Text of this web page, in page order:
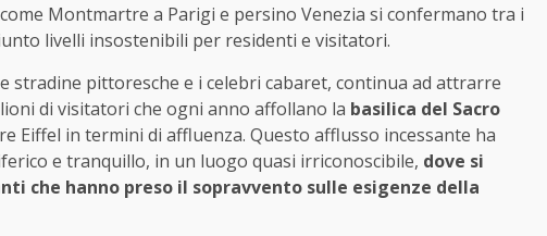
Montmartre a Parigi e persino Venezia si confermano tra i
livelli insostenibili per residenti e visitatori.
stradine pittoresche e i celebri cabaret, continua ad attrarre
di visitatori che ogni anno affollano la basilica del Sacro
Eiffel in termini di affluenza. Questo afflusso incessante ha
e tranquillo, in un luogo quasi irriconoscibile, dove si
che hanno preso il sopravvento sulle esigenze della